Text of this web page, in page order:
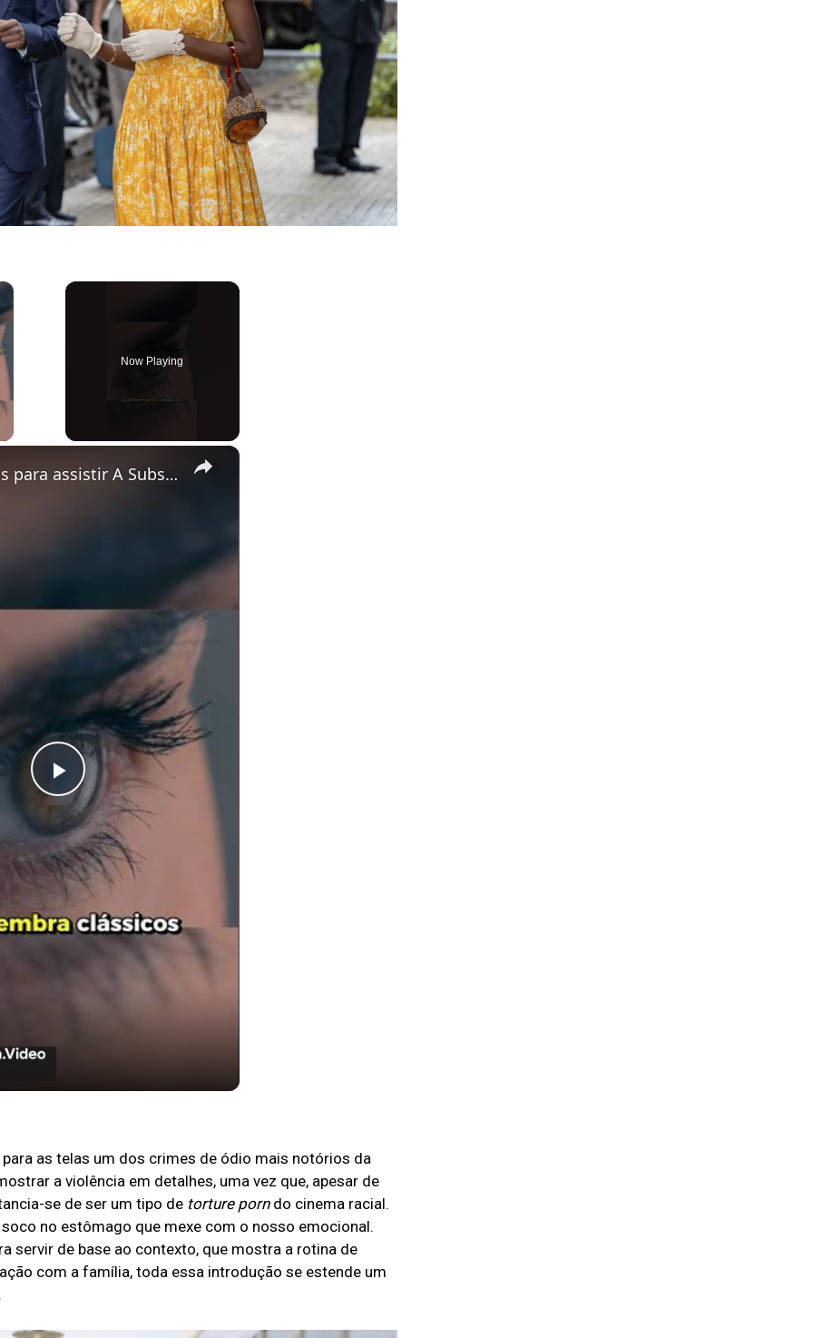
×
Video
Now Playing
×
Play
Video
5 motivos para assistir A Substância
as telas um dos crimes de ódio mais notórios da
a violência em detalhes, uma vez que, apesar de
se de ser um tipo de torture porndo cinema racial.
no estômago que mexe com o nosso emocional.
servir de base ao contexto, que mostra a rotina de
com a família, toda essa introdução se estende um